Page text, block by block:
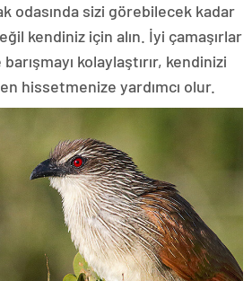
odasında sizi görebilecek kadar
kendiniz için alın. İyi çamaşırlar
kolaylaştırır, kendinizi
hissetmenize yardımcı olur.